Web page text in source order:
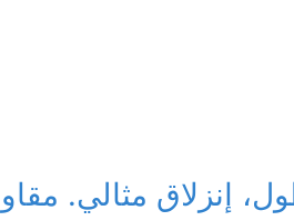
إنزلاق مثالي.